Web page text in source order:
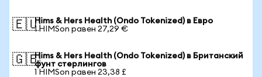
🇪🇺Hims & Hers Health (Ondo Tokenized) в Евро
1 HIMSon равен 27,29 €
🇬🇧Hims & Hers Health (Ondo Tokenized) в Британский
фунт стерлингов
1 HIMSon равен 23,38 £